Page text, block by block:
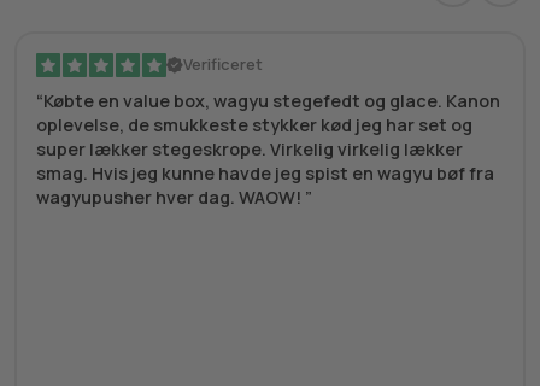
Verificeret
Købte en value box, wagyu stegefedt og glace. Kanon
oplevelse, de smukkeste stykker kød jeg har set og
super lækker stegeskrope. Virkelig virkelig lækker
smag. Hvis jeg kunne havde jeg spist en wagyu bøf fra
wagyupusher hver dag. WAOW!